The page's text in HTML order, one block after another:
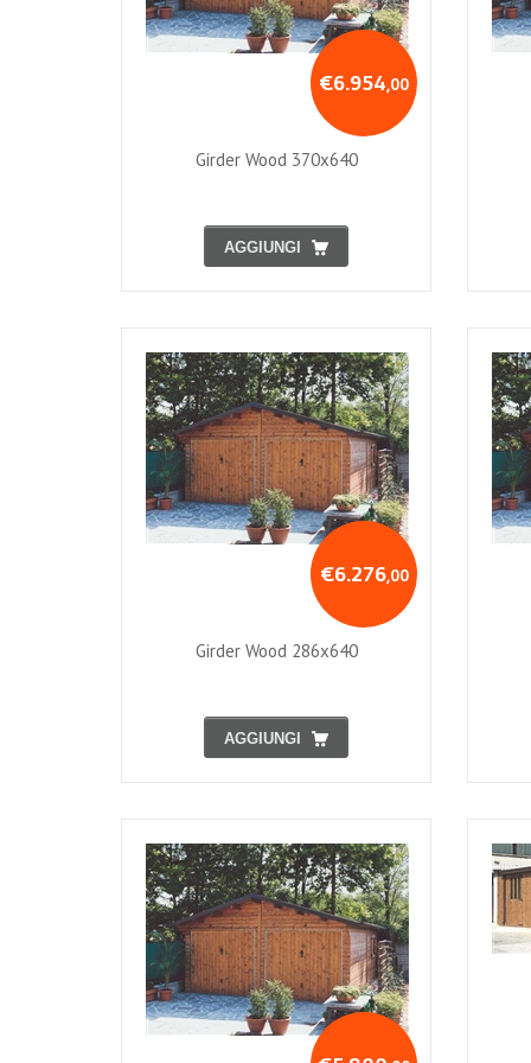
€6.954,00
Girder Wood 370x640
AGGIUNGI
€6.276,00
Girder Wood 286x640
AGGIUNGI